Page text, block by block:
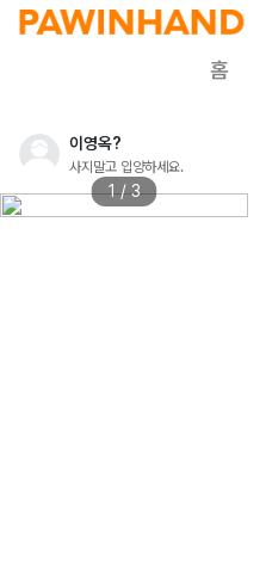
홈
이영옥?
사지말고 입양하세요.
1 / 3